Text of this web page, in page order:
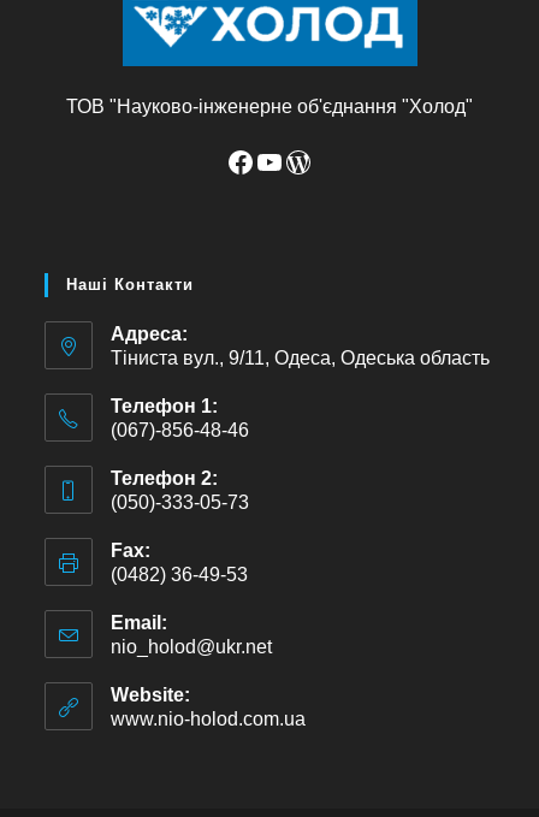
ТОВ "Науково-інженерне об'єднання "Холод"
Наші Контакти
Адреса:
Тіниста вул., 9/11, Одеса, Одеська область
Телефон 1:
(067)-856-48-46
Телефон 2:
(050)-333-05-73
Fax:
(0482) 36-49-53
Email:
nio_holod@ukr.net
Website:
www.nio-holod.com.ua